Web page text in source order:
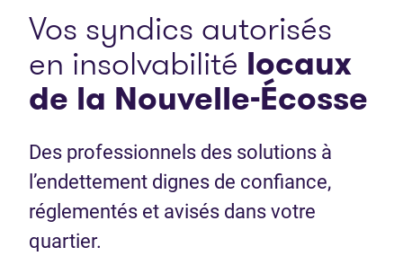
Vos syndics autorisés
en insolvabilité locaux
de la Nouvelle-Écosse
Des professionnels des solutions à
l’endettement dignes de confiance,
réglementés et avisés dans votre
quartier.